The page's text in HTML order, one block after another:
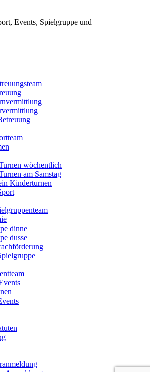
Events, Spielgruppe und
wöchentlich
am Samstag
Kinderturnen
dinne
dusse